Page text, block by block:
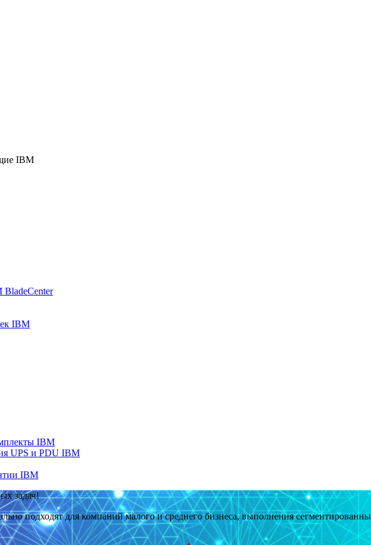
IBM
BladeCenter
IBM
IBM
UPS и PDU IBM
IBM
задач!
подходят для компаний малого и среднего бизнеса, выполнения